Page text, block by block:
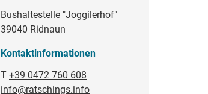
Bushaltestelle "Joggilerhof"
39040 Ridnaun
Kontaktinformationen
T +39 0472 760 608
info@ratschings.info